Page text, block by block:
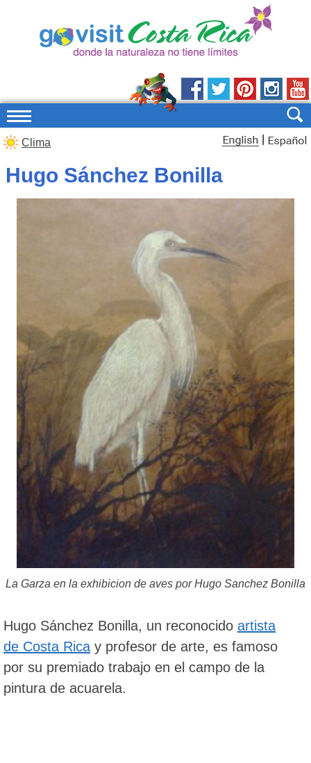
Clima
Hugo Sánchez Bonilla
La Garza en la exhibicion de aves por Hugo Sanchez Bonilla
Hugo Sánchez Bonilla, un reconocido artista
de Costa Rica y profesor de arte, es famoso
por su premiado trabajo en el campo de la
pintura de acuarela.